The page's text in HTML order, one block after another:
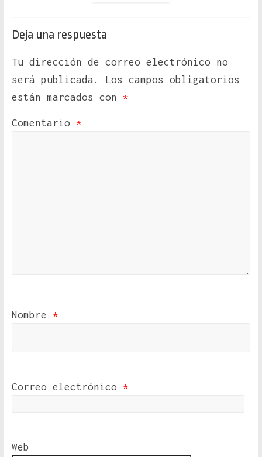
Deja una respuesta
Tu dirección de correo electrónico no
será publicada.
Los campos obligatorios
están marcados con *
Comentario *
Nombre *
Correo electrónico *
Web